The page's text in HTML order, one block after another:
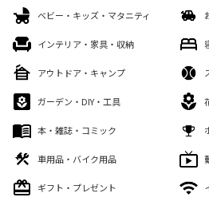
ベビー・キッズ・マタニティ
インテリア・家具・収納
アウトドア・キャンプ
ガーデン・DIY・工具
本・雑誌・コミック
車用品・バイク用品
ギフト・プレゼント